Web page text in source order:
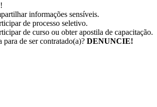
!
informações sensíveis.
de processo seletivo.
de curso ou obter apostila de capacitação.
de ser contratado(a)? DENUNCIE!